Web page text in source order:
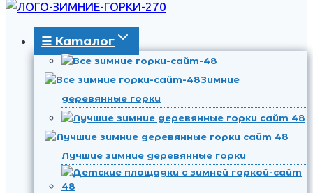
☰ Каталог
Зимние
деревянные горки
Лучшие зимние деревянные горки